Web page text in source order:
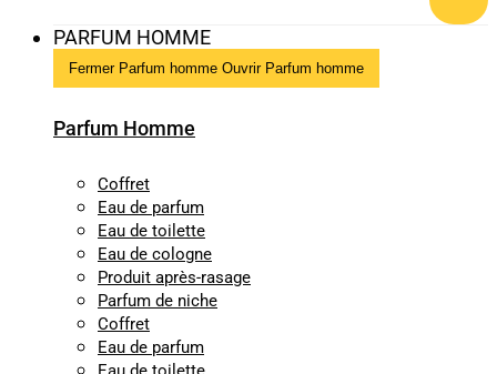
PARFUM HOMME
Fermer Parfum homme Ouvrir Parfum homme
Parfum Homme
Coffret
Eau de parfum
Eau de toilette
Eau de cologne
Produit après-rasage
Parfum de niche
Coffret
Eau de parfum